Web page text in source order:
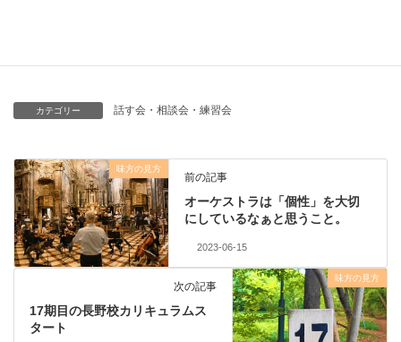
カテゴリー 話す会・相談会・練習会
味方の見方
前の記事
オーケストラは「個性」を大切
にしているなぁと思うこと。
2023-06-15
味方の見方
次の記事
17期目の長野校カリキュラムス
タート